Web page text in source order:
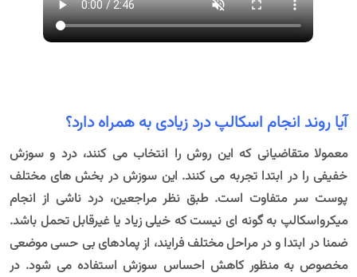
آیا روند انجام اسکالپ درد زیادی به همراه دارد؟
معمولا متقاضیانی که این روش را انتخاب می کنند، درد و سوزش
خفیفی را در ابتدا تجربه می کنند. این سوزش در بخش های مختلف
پوست سر متفاوت است. طبق نظر مراجعین، درد ناشی از انجام
میکرواسکالپ به گونه ای نیست که خیلی زیاد یا غیرقابل تحمل باشد.
ضمنا در ابتدا و در مراحل مختلف فرایند، از پمادهای بی حسی موضعی
مخصوص به منظور کاهش احساس سوزش استفاده می شود. در